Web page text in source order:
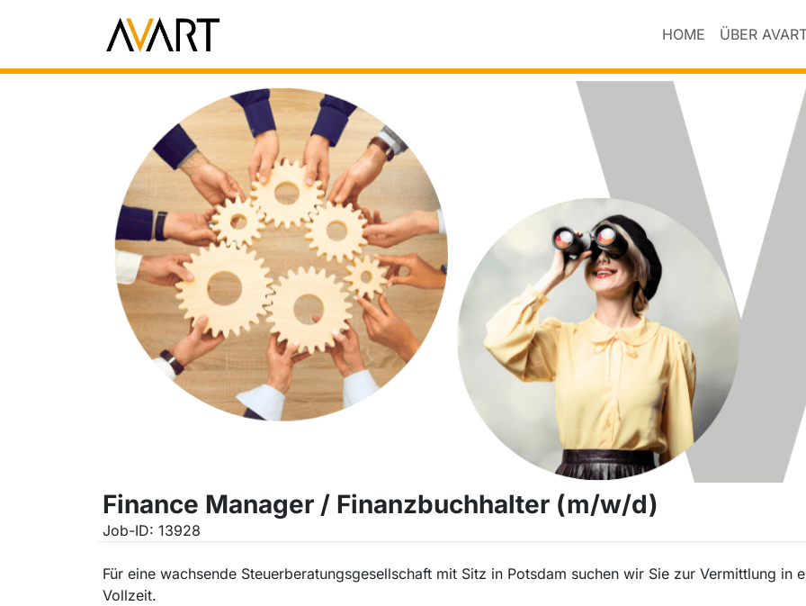
HOME ÜBER
Finance Manager / Finanzbuchhalter (m/w/d)
Job-ID: 13928
Für eine wachsende Steuerberatungsgesellschaft mit Sitz in Potsdam suchen wir Sie zur Vermittlung in
Vollzeit.